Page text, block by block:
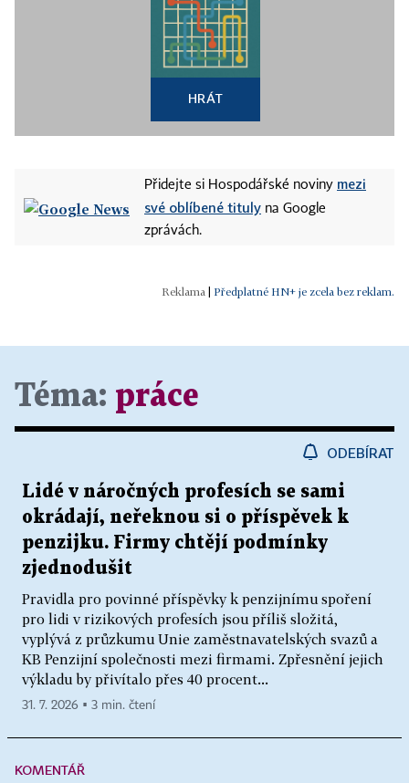
HRÁT
Přidejte si Hospodářské noviny mezi
své oblíbené tituly na Google
zprávách.
Předplatné HN+ je zcela bez reklam.
Téma: práce
ODEBÍRAT
Lidé v náročných profesích se sami
okrádají, neřeknou si o příspěvek k
penzijku. Firmy chtějí podmínky
zjednodušit
Pravidla pro povinné příspěvky k penzijnímu spoření
pro lidi v rizikových profesích jsou příliš složitá,
vyplývá z průzkumu Unie zaměstnavatelských svazů a
KB Penzijní společnosti mezi firmami. Zpřesnění jejich
výkladu by přivítalo přes 40 procent...
31. 7. 2026 ▪ 3 min. čtení
KOMENTÁŘ